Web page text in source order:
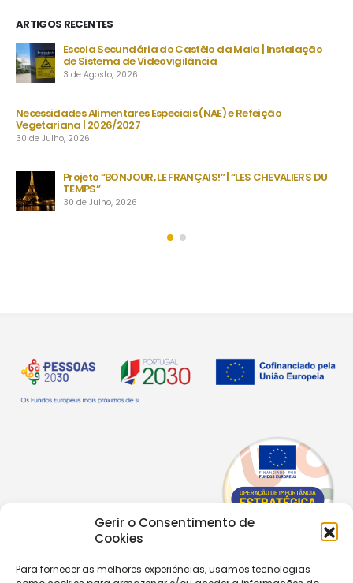
Gerir o Consentimento de
Cookies
Para fornecer as melhores experiências, usamos tecnologias
ARTIGOS RECENTES
Escola Secundária do Castêlo da Maia | Instalação
de Sistema de Videovigilância
3 de Agosto, 2026
Necessidades Alimentares Especiais (NAE) e Refeição
Vegetariana | 2026/2027
30 de Julho, 2026
Projeto “BONJOUR, LE FRANÇAIS!” | “LES CHEVALIERS DU
TEMPS”
30 de Julho, 2026